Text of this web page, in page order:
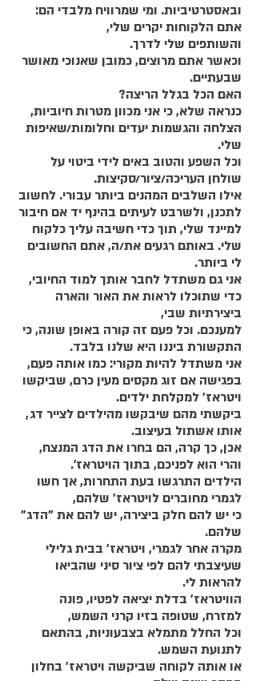
ובאסטרטיביות. ומי שמרוויח מלבדי הם:
אתם הלקוחות יקרים שלי,
והשותפים שלי לדרך.
וכאשר אתם מרוצים, כמובן שאנוכי מאושר
שבעתיים.
האם הכל בגלל הריצה?
כנראה שלא, כי אני מכוון מטרות חיוביות,
הצלחה והגשמות יעדים וחלומות/שאיפות
שלי.
וכל השפע והטוב באים לידי ביטוי על
שולחן העריכה/ציור/סקיצות.
אילו השלבים המהנים ביותר עבורי. לחשוב
לתכנן, ולשרבט לעיתים בהינף יד אם חיבור
למיינד שלי, תוך כדי חשיבה עליך כלקוח
שלי. באותם רגעים את/ה, אתם החשובים
לי ביותר.
אני גם משתדל לחבר אותך למוד החיובי,
כדי שתוכלו לראות את האור והארה
ביצירתיות שבי,
למענכם. וכל פעם זה קורה באופן שונה, כי
התקשורת ביננו היא שלנו בלבד.
אני משתדל להיות מקורי: כמו אותה פעם,
בפגישה אם זוג מקסים מעין כרם, שביקשו
ויטראז' למקלחת ילדים.
ביקשתי מהם שיבקשו מהילדים לצייר דג,
אותו אשתול בעיצוב.
אכן, כך קרה, הם בחרו את הדג המנצח,
והרי הוא לפניכם, בתוך הויטראז'.
הילדים התרגשו בעת התחרות, אך חשו
לגמרי מחוברים לויטראז' שלהם,
כי יש להם חלק ביצירה, יש להם את "הדג"
שלהם.
מקרה אחר לגמרי, ויטראז' בבית גלילי
שעיצבתי להם לפי ציור סיני שהביאו
להראות לי.
הוויטראז' בדלת יציאה לפטיו, פונה
למזרח, שטופה בזיו קרני השמש,
וכל החלל מתמלא בצבעוניות, בהתאם
לתנועת השמש.
או אותה לקוחה שביקשה ויטראז' בחלון